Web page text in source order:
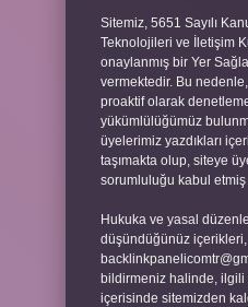
Sitemiz, 5651 Sayılı
Teknolojileri ve İletişim
onaylanmış bir Yer
vermektedir. Bu
proaktif olarak
yükümlülüğümüz
üyelerimiz yazdıkları
taşımakta olup, siteye
sorumluluğu kabul etmiş
Hukuka ve yasal
düşündüğünüz içerikleri,
bildirmeniz halinde, ilgili
içerisinde sitemizden